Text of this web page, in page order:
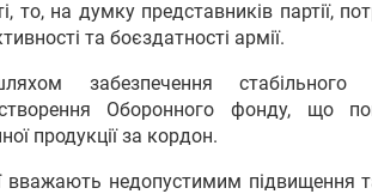
на думку представників партії,
та боєздатності армії.
забезпечення стабільного
створення Оборонного фонду, що
продукції за кордон.
вважають недопустимим підвищення